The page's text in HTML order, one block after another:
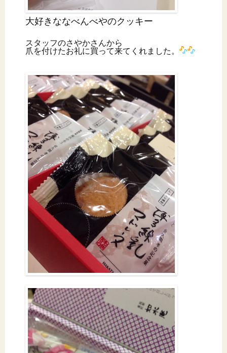
大好きななべんべやのクッキー
スタッフのさやかさんから
爪を付けたお礼に買って来てくれました。